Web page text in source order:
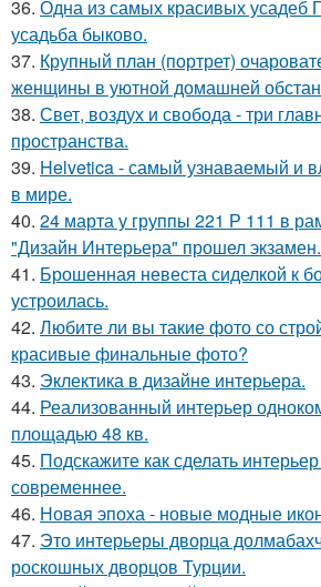
36. Одна из самых красивых усадеб
усадьба быково.
37. Крупный план (портрет)
женщины в уютной домашней
38. Свет, воздух и свобода - три
пространства.
39. Helvetica - самый узнаваемый и
в мире.
40. 24 марта у группы 221 Р 111 в
"Дизайн Интерьера" прошел экзамен.
41. Брошенная невеста сиделкой к
устроилась.
42. Любите ли вы такие фото со
красивые финальные фото?
43. Эклектика в дизайне интерьера.
44. Реализованный интерьер
площадью 48 кв.
45. Подскажите как сделать
современнее.
46. Новая эпоха - новые модные
47. Это интерьеры дворца
роскошных дворцов Турции.